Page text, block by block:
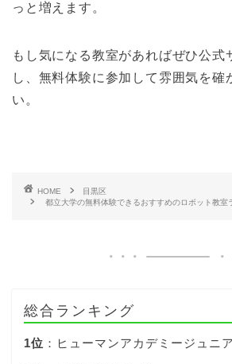
っと増えます。
もし気になる教室があればぜひ公式
し、無料体験に参加して雰囲気を確
い。
HOME
目黒区
都立大学の無料体験できるおすすめのロボット教室
総合ランキング
1位 ：ヒューマンアカデミージュニ